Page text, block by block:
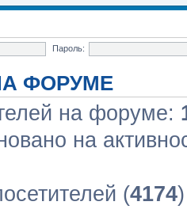
Пароль:
ФОРУМЕ
на форуме:
на
(4174